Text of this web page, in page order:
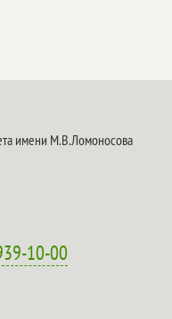
имени М.В.Ломоносова
10-00